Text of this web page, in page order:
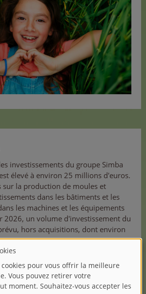
investissements du groupe Simba
élevé à environ 25 millions d'euros.
sur la production de moules et
dans les bâtiments et les
les machines et les équipements
2026, un volume d'investissement du
hors acquisitions, dont environ